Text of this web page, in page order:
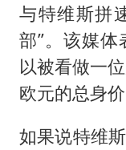
与特维斯拼
部”。该媒
以被看做一
欧元的总身
如果说特维